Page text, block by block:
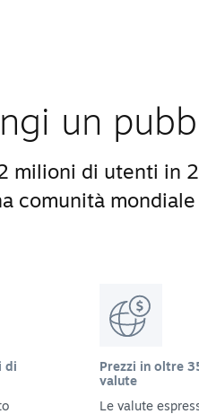
un
milioni di utenti in
comunità
di
Prezzi in oltre
valute
Le valute